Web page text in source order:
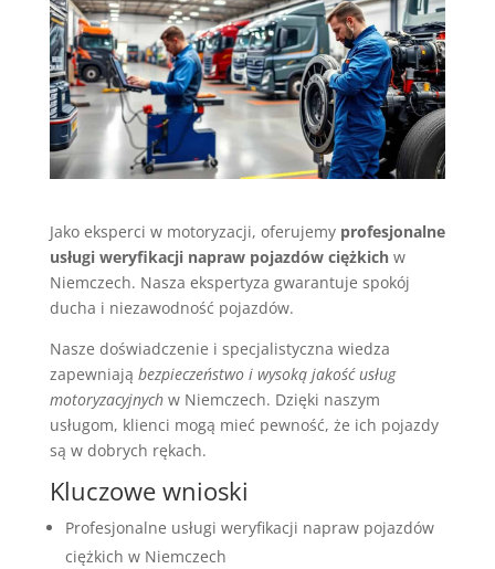
Jako eksperci w motoryzacji, oferujemy profesjonalne
usługi weryfikacji napraw pojazdów ciężkichw
Niemczech. Nasza ekspertyza gwarantuje spokój
ducha i niezawodność pojazdów.
Nasze doświadczenie i specjalistyczna wiedza
zapewniają bezpieczeństwo i wysoką jakość usług
motoryzacyjnychw Niemczech. Dzięki naszym
usługom, klienci mogą mieć pewność, że ich pojazdy
są w dobrych rękach.
Kluczowe wnioski
Profesjonalne usługi weryfikacji napraw pojazdów
ciężkich w Niemczech